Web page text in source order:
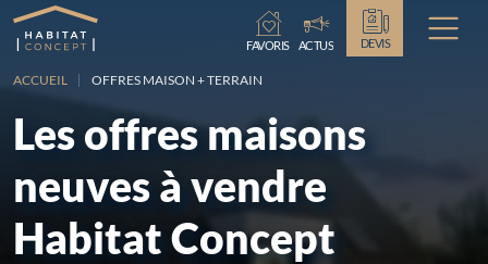
Chargement...
FAVORIS ACTUS DEVIS
ACCUEIL OFFRES MAISON + TERRAIN
Les offres maisons
neuves à vendre
Habitat Concept